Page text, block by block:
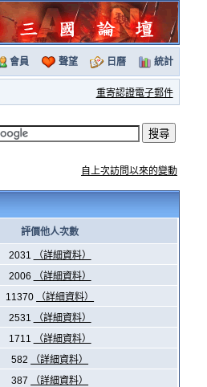
會員 聲望 日曆 統計
重寄認證電子郵件
自上次訪問以來的變動
評價他人次數
2031
（詳細資料）
2006
（詳細資料）
11370
（詳細資料）
2531
（詳細資料）
1711
（詳細資料）
582
（詳細資料）
387
（詳細資料）